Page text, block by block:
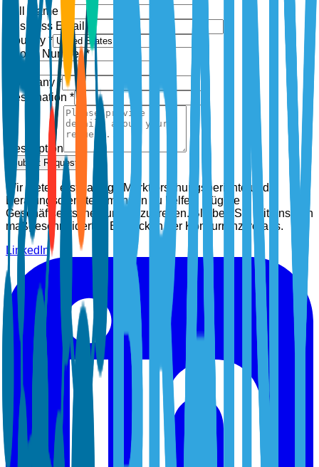
Full Name *
Business Email *
Country *
Phone Number *
Company *
Designation *
Description
Submit Request
Wir bieten erstklassige Marktforschungsberichte und
Beratungsdienste, um Ihnen zu helfen, klügere
Geschäftsentscheidungen zu treffen. Bleiben Sie mit unseren
maßgeschneiderten Einblicken der Konkurrenz voraus.
LinkedIn